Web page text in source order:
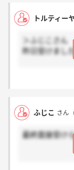
トルティー
＞ふじこさん
昨日受けまし
ふじこ さん
最終面接受け